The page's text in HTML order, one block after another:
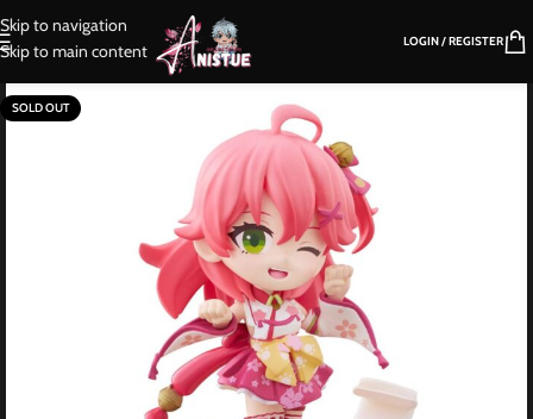
Skip to navigation
Skip to main content
LOGIN / REGISTER
SOLD OUT